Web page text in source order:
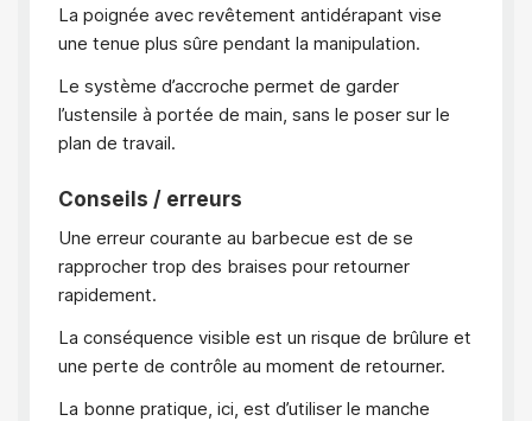
La poignée avec revêtement antidérapant vise
une tenue plus sûre pendant la manipulation.
Le système d’accroche permet de garder
l’ustensile à portée de main, sans le poser sur le
plan de travail.
Conseils / erreurs
Une erreur courante au barbecue est de se
rapprocher trop des braises pour retourner
rapidement.
La conséquence visible est un risque de brûlure et
une perte de contrôle au moment de retourner.
La bonne pratique, ici, est d’utiliser le manche